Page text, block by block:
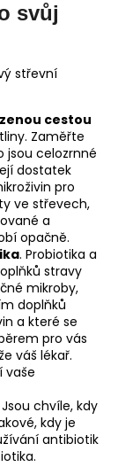
svůj
střevní
cestou
Zaměřte
jsou celozrnné
dostatek
pro
ve střevech,
a
opačně.
. Probiotika a
stravy
mikroby,
doplňků
a které se
pro vás
váš lékař.
vaše
Jsou chvíle, kdy
kdy je
antibiotik